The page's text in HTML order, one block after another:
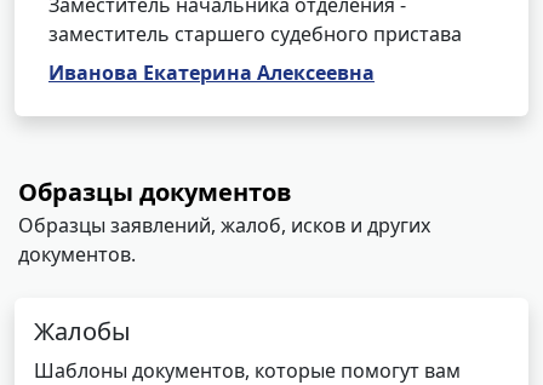
заместитель старшего судебного пристава
Иванова Екатерина Алексеевна
Образцы документов
Образцы заявлений, жалоб, исков и других
документов.
Жалобы
Шаблоны документов, которые помогут вам